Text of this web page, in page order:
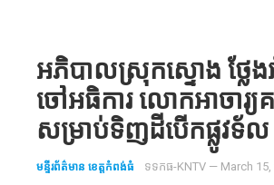
អភិបាលស្រុកស្ទោង ថ្ល
ចៅអធិការ លោកអាចារ្យ
សម្រាប់ទិញដីបើកផ្លូវទ័ល
មន្ទីរព័ត៌មាន ខេត្តកំពង់ធំ ទទកធ-KNTV — March